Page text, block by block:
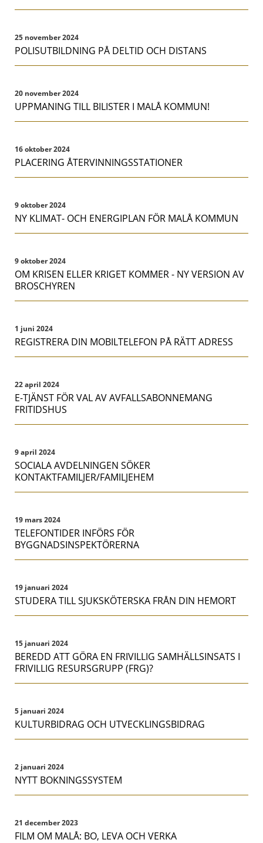
25 november 2024
POLISUTBILDNING PÅ DELTID OCH DISTANS
20 november 2024
UPPMANING TILL BILISTER I MALÅ KOMMUN!
16 oktober 2024
PLACERING ÅTERVINNINGSSTATIONER
9 oktober 2024
NY KLIMAT- OCH ENERGIPLAN FÖR MALÅ KOMMUN
9 oktober 2024
OM KRISEN ELLER KRIGET KOMMER - NY VERSION AV
BROSCHYREN
1 juni 2024
REGISTRERA DIN MOBILTELEFON PÅ RÄTT ADRESS
22 april 2024
E-TJÄNST FÖR VAL AV AVFALLSABONNEMANG
FRITIDSHUS
9 april 2024
SOCIALA AVDELNINGEN SÖKER
KONTAKTFAMILJER/FAMILJEHEM
19 mars 2024
TELEFONTIDER INFÖRS FÖR
BYGGNADSINSPEKTÖRERNA
19 januari 2024
STUDERA TILL SJUKSKÖTERSKA FRÅN DIN HEMORT
15 januari 2024
BEREDD ATT GÖRA EN FRIVILLIG SAMHÄLLSINSATS I
FRIVILLIG RESURSGRUPP (FRG)?
5 januari 2024
KULTURBIDRAG OCH UTVECKLINGSBIDRAG
2 januari 2024
NYTT BOKNINGSSYSTEM
21 december 2023
FILM OM MALÅ: BO, LEVA OCH VERKA